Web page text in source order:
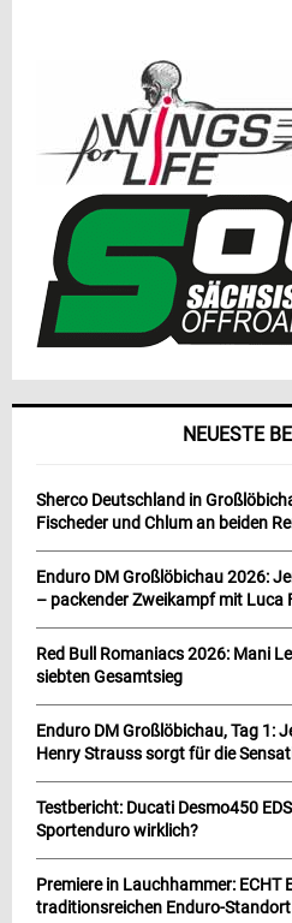
NEUESTE
Sherco Deutschland in
Fischeder und Chlum an beiden
Enduro DM Großlöbichau 2026:
– packender Zweikampf mit Luca
Red Bull Romaniacs 2026: Mani
siebten Gesamtsieg
Enduro DM Großlöbichau, Tag 1:
Henry Strauss sorgt für die
Testbericht: Ducati Desmo450
Sportenduro wirklich?
Premiere in Lauchhammer: ECHT
traditionsreichen Enduro-